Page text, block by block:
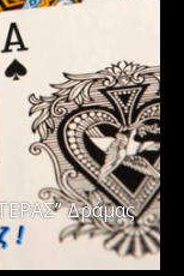
Δράμας